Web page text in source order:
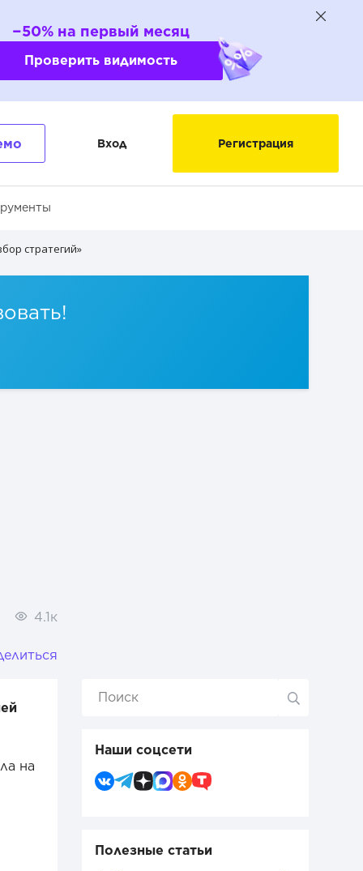
−50% на первый месяц
Проверить видимость
Вход Регистрация
стратегий»
4.1к
на
Наши соцсети
Полезные статьи